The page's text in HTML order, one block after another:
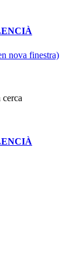
nova finestra)